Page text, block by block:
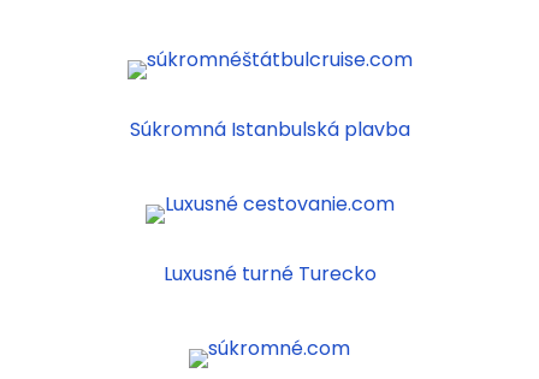
Súkromná Istanbulská plavba
Luxusné turné Turecko